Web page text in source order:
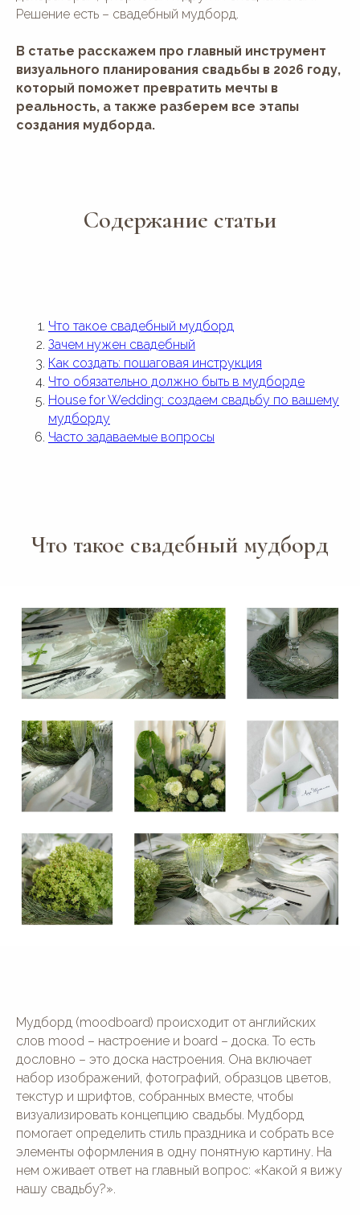
Решение есть – свадебный мудборд.
В статье расскажем про главный инструмент
визуального планирования свадьбы в 2026 году,
который поможет превратить мечты в
реальность, а также разберем все этапы
создания мудборда.
Содержание статьи
Что такое свадебный мудборд
Зачем нужен свадебный
Как создать: пошаговая инструкция
Что обязательно должно быть в мудборде
House for Wedding: создаем свадьбу по вашему
мудборду
Часто задаваемые вопросы
Что такое свадебный мудборд
Мудборд (moodboard) происходит от английских
слов mood – настроение и board – доска. То есть
дословно – это доска настроения. Она включает
набор изображений, фотографий, образцов цветов,
текстур и шрифтов, собранных вместе, чтобы
визуализировать концепцию свадьбы. Мудборд
помогает определить стиль праздника и собрать все
элементы оформления в одну понятную картину. На
нем оживает ответ на главный вопрос: «Какой я вижу
нашу свадьбу?».